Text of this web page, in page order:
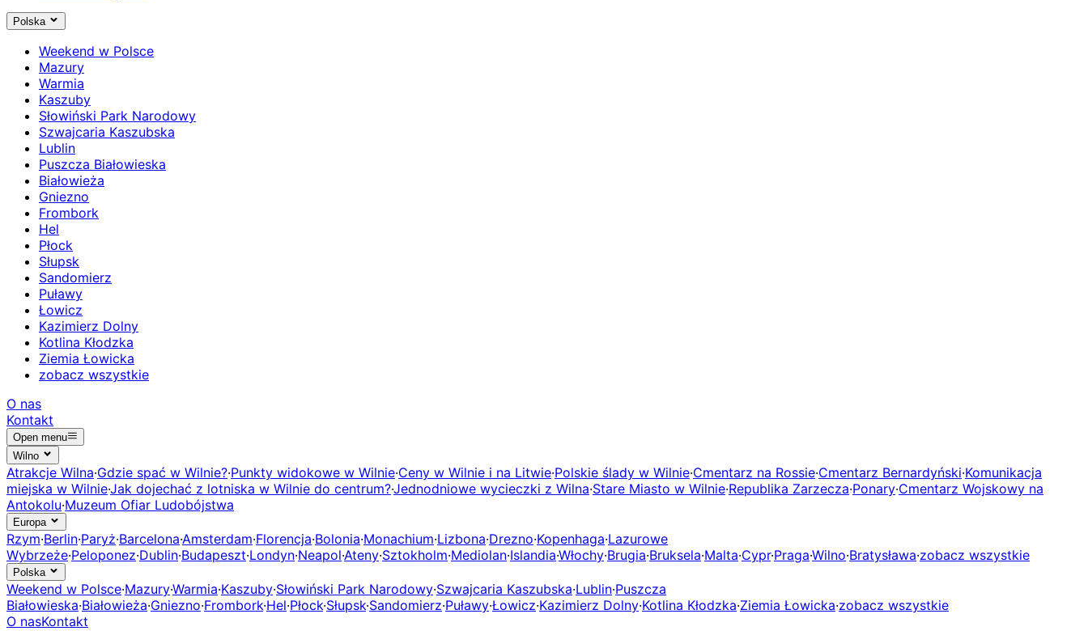
Polska
Weekend w Polsce
Mazury
Warmia
Kaszuby
Słowiński Park Narodowy
Szwajcaria Kaszubska
Lublin
Puszcza Białowieska
Białowieża
Gniezno
Frombork
Hel
Płock
Słupsk
Sandomierz
Puławy
Łowicz
Kazimierz Dolny
Kotlina Kłodzka
Ziemia Łowicka
zobacz wszystkie
O nas
Kontakt
Open menu
Wilno
Atrakcje Wilna·Gdzie spać w Wilnie?·Punkty widokowe w Wilnie·Ceny w Wilnie i na Litwie·Polskie ślady w Wilnie·Cmentarz na Rossie·Cmentarz Bernardyński·Komunikacja
miejska w Wilnie·Jak dojechać z lotniska w Wilnie do centrum?·Jednodniowe wycieczki z Wilna·Stare Miasto w Wilnie·Republika Zarzecza·Ponary·Cmentarz Wojskowy na
Antokolu·Muzeum Ofiar Ludobójstwa
Europa
Rzym·Berlin·Paryż·Barcelona·Amsterdam·Florencja·Bolonia·Monachium·Lizbona·Drezno·Kopenhaga·Lazurowe
Wybrzeże·Peloponez·Dublin·Budapeszt·Londyn·Neapol·Ateny·Sztokholm·Mediolan·Islandia·Włochy·Brugia·Bruksela·Malta·Cypr·Praga·Wilno·Bratysława·zobacz wszystkie
Polska
Weekend w Polsce·Mazury·Warmia·Kaszuby·Słowiński Park Narodowy·Szwajcaria Kaszubska·Lublin·Puszcza
Białowieska·Białowieża·Gniezno·Frombork·Hel·Płock·Słupsk·Sandomierz·Puławy·Łowicz·Kazimierz Dolny·Kotlina Kłodzka·Ziemia Łowicka·zobacz wszystkie
O nasKontakt